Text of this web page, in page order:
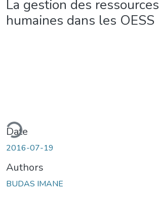
La gestion des ressources
humaines dans les OESS
Date
2016-07-19
Authors
BUDAS IMANE